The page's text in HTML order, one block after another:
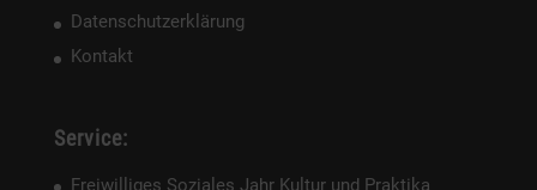
Datenschutzerklärung
Kontakt
Service:
Freiwilliges Soziales Jahr Kultur und Praktika